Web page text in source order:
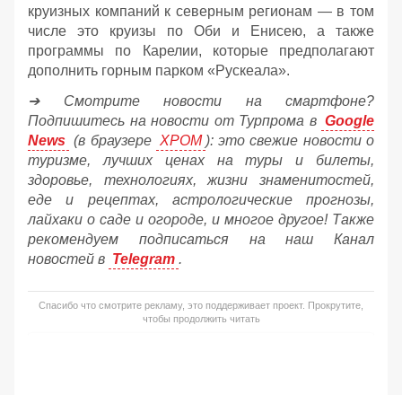
круизных компаний к северным регионам — в том
числе это круизы по Оби и Енисею, а также
программы по Карелии, которые предполагают
дополнить горным парком «Рускеала».
➔ Смотрите новости на смартфоне?
Подпишитесь на новости от Турпрома в Google
News (в браузере ХРОМ ): это свежие новости о
туризме, лучших ценах на туры и билеты,
здоровье, технологиях, жизни знаменитостей,
еде и рецептах, астрологические прогнозы,
лайхаки о саде и огороде, и многое другое! Также
рекомендуем подписаться на наш Канал
новостей в Telegram .
Спасибо что смотрите рекламу, это поддерживает проект. Прокрутите,
чтобы продолжить читать